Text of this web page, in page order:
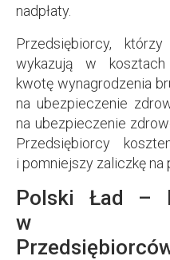
nadpłaty.
Przedsiębiorcy,
wykazują w kosztach
kwotę wynagrodzenia
na ubezpieczenie
na ubezpieczenie
Przedsiębiorcy
i pomniejszy zaliczkę
Polski Ład –
w